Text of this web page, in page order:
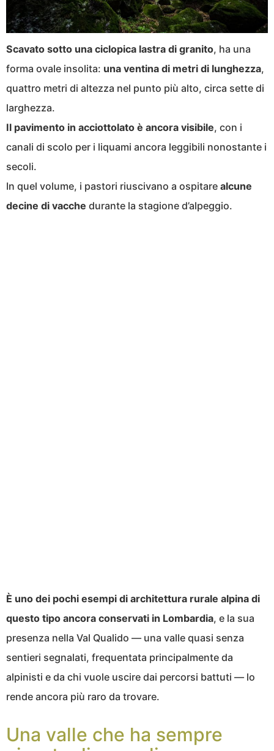
Scavato sotto una ciclopica lastra di granito, ha una
forma ovale insolita: una ventina di metri di lunghezza,
quattro metri di altezza nel punto più alto, circa sette di
larghezza.
Il pavimento in acciottolato è ancora visibile, con i
canali di scolo per i liquami ancora leggibili nonostante i
secoli.
In quel volume, i pastori riuscivano a ospitare alcune
decine di vacche durante la stagione d’alpeggio.
È uno dei pochi esempi di architettura rurale alpina di
questo tipo ancora conservati in Lombardia, e la sua
presenza nella Val Qualido — una valle quasi senza
sentieri segnalati, frequentata principalmente da
alpinisti e da chi vuole uscire dai percorsi battuti — lo
rende ancora più raro da trovare.
Una valle che ha sempre